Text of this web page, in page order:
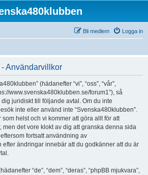
Logga in
Bli medlem
Användarvillkor
(hädanefter “vi”, “oss”, “vår”,
www.svenska480klubben.se/forum1”), så
juridiskt till följande avtal. Om du inte
inte eller använd inte “Svenska480klubben”.
helst och vi kommer att göra allt för att
men det vore klokt av dig att granska denna sida
fortsatt användning av
efter ändringar innebär att du godkänner att du är
“de”, “dem”, “deras”, “phpBB mjukvara”,